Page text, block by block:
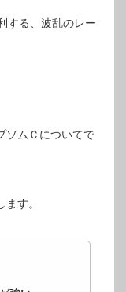
する、波乱のレー
ソムＣについてで
す。